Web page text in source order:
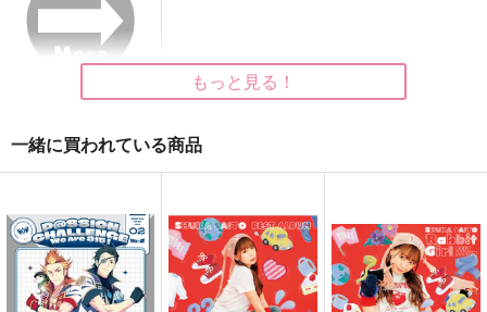
塩分過多
1,257円（税込）
作品詳細
バーナビー×虎徹
もっと見る！
一緒に買われている商品